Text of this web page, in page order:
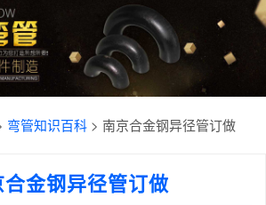
弯管知识百科 > 南京合金钢异径管订做
合金钢异径管订做